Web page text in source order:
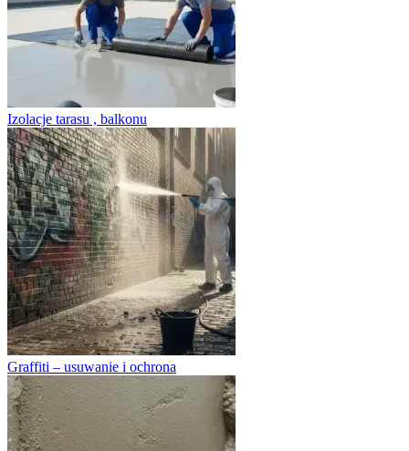
Izolacje tarasu , balkonu
Graffiti – usuwanie i ochrona